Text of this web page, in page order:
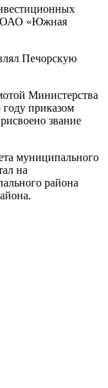
ОАО «Южная
Печорскую
Министерства
приказом
звание
муниципального
на
района